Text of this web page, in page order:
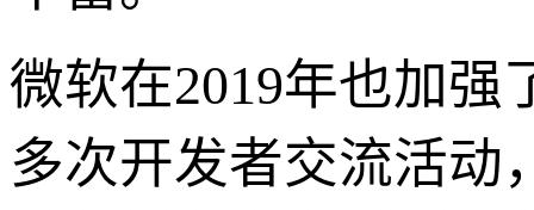
微软在2019年也加
多次开发者交流活动